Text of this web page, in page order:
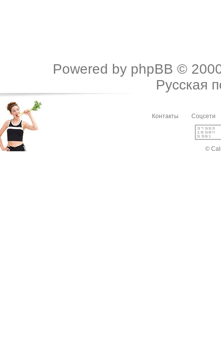
Powered by phpBB ©
Русская
Контакты Соцсети
©